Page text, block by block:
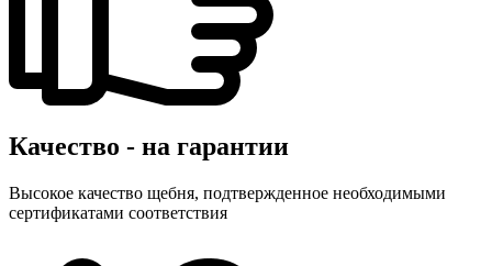
Качество - на гарантии
Высокое качество щебня, подтвержденное необходимыми
сертификатами соответствия